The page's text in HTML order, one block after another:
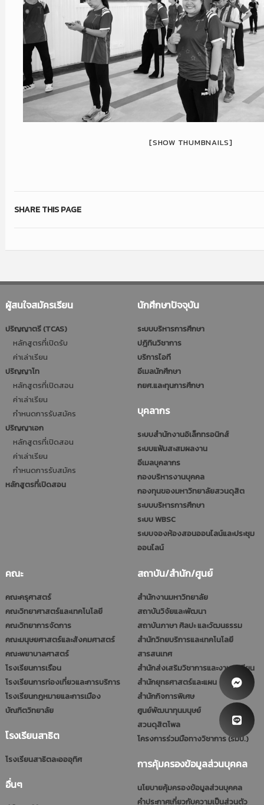
[SHOW THUMBNAILS]
SHARE THIS PAGE
ผู้สนใจสมัครเรียน
ปริญญาตรี (TCAS)
หลักสูตรที่เปิดรับ
ค่าเล่าเรียน
ปริญญาโท
หลักสูตรที่เปิดสอน
ค่าเล่าเรียน
กำหนดการรับสมัคร
ปริญญาเอก
หลักสูตรที่เปิดสอน
ค่าเล่าเรียน
กำหนดการรับสมัคร
หลักสูตรที่เปิดสอน
นักศึกษาปัจจุบัน
ระบบบริหารการศึกษา
ปฎิทินวิชาการ
บริการไอที
อีเมลนักศึกษา
กยศ.และทุนการศึกษา
บุคลากร
ระบบสำนักงานอิเล็กทรอนิกส์
ระบบแฟ้มสะสมผลงาน
อีเมลบุคลากร
กองบริหารงานบุคคล
กองทุนของมหาวิทยาลัยสวนดุสิต
ระบบบริหารการศึกษา
ระบบ WBSC
ระบบจองห้องสอนออนไลน์และประชุม
ออนไลน์
คณะ
คณะครุศาสตร์
คณะวิทยาศาสตร์และเทคโนโลยี
คณะวิทยาการจัดการ
คณะมนุษยศาสตร์และสังคมศาสตร์
คณะพยาบาลศาสตร์
โรงเรียนการเรือน
โรงเรียนการท่องเที่ยวและการบริการ
โรงเรียนกฎหมายและการเมือง
บัณฑิตวิทยาลัย
โรงเรียนสาธิต
โรงเรียนสาธิตละอออุทิศ
อื่นๆ
สถาบัน/สำนัก/ศูนย์
สำนักงานมหาวิทยาลัย
สถาบันวิจัยและพัฒนา
สถาบันภาษา ศิลปะ และวัฒนธรรม
สำนักวิทยบริการและเทคโนโลยี
สารสนเทศ
สำนักส่งเสริมวิชาการและงานทะเบียน
สำนักยุทธศาสตร์และแผน
สำนักกิจการพิเศษ
ศูนย์พัฒนาทุนมนุษย์
สวนดุสิตโพล
โครงการร่วมมือทางวิชาการ (รมป.)
การคุ้มครองข้อมูลส่วนบุคคล
นโยบายคุ้มครองข้อมูลส่วนบุคคล
คำประกาศเกี่ยวกับความเป็นส่วนตัว